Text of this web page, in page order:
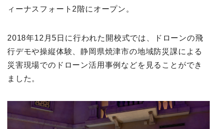
ィーナスフォート2階にオープン。
2018年12月5日に行われた開校式では、ドローンの飛
行デモや操縦体験、静岡県焼津市の地域防災課による
災害現場でのドローン活用事例などを見ることができ
ました。